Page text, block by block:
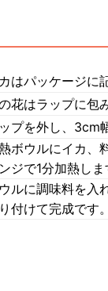
はパッケージに
花はラップに包
プを外し、3cm
ボウルにイカ、
ジで1分加熱しま
ルに調味料を入
付けて完成です。